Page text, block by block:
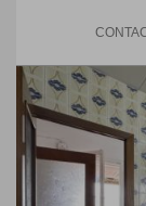
Previous